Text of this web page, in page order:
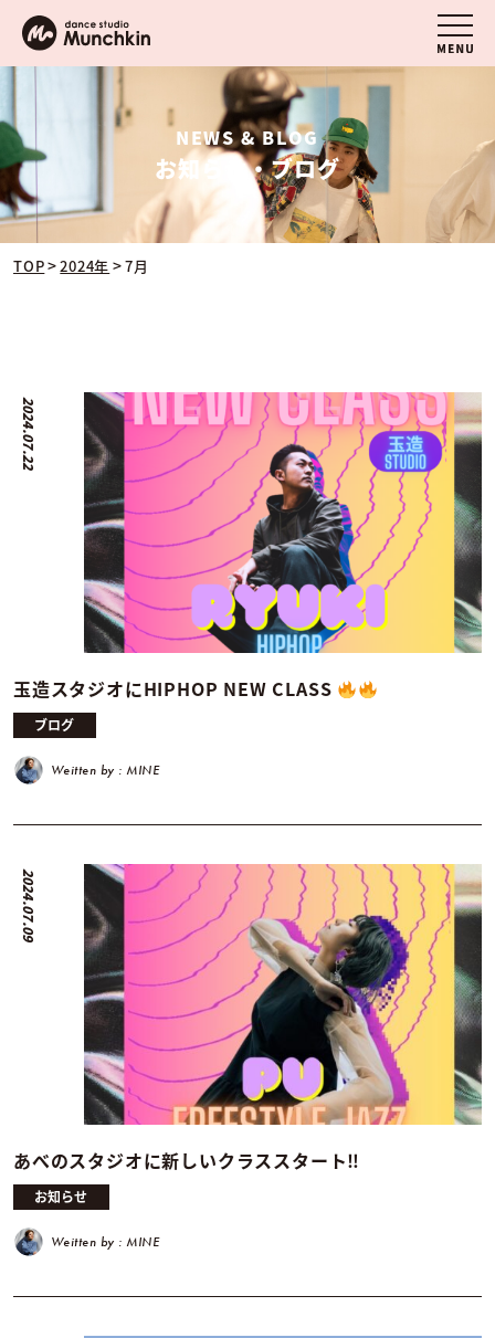
NEWS & BLOG
お知らせ・ブログ
TOP>2024年 >7月
2024.07.22
玉造スタジオにHIPHOP NEW CLASS
ブログ
Weitten by : MINE
2024.07.09
あべのスタジオに新しいクラススタート‼︎
お知らせ
Weitten by : MINE